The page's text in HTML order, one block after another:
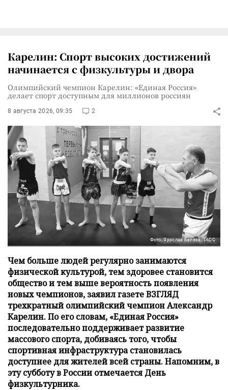
Карелин: Спорт высоких достижений
начинается с физкультуры и двора
Олимпийский чемпион Карелин: «Единая Россия»
делает спорт доступным для миллионов россиян
8 августа 2026, 09:35 2
Фото: Ярослав Беляев/ТАСС
Чем больше людей регулярно занимаются
физической культурой, тем здоровее становится
общество и тем выше вероятность появления
новых чемпионов, заявил газете ВЗГЛЯД
трехкратный олимпийский чемпион Александр
Карелин. По его словам, «Единая Россия»
последовательно поддерживает развитие
массового спорта, добиваясь того, чтобы
спортивная инфраструктура становилась
доступнее для жителей всей страны. Напомним, в
эту субботу в России отмечается День
физкультурника.